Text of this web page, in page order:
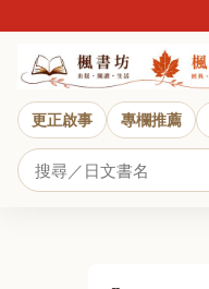
更正啟事 專欄推薦